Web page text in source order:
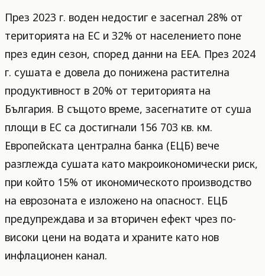
През 2023 г. воден недостиг е засегнал 28% от
територията на ЕС и 32% от населението поне
през един сезон, според данни на EEA. През 2024
г. сушата е довела до понижена растителна
продуктивност в 20% от територията на
България. В същото време, засегнатите от суша
площи в ЕС са достигнали 156 703 кв. км.
Европейската централна банка (ЕЦБ) вече
разглежда сушата като макроикономически риск,
при който 15% от икономическото производство
на еврозоната е изложено на опасност. ЕЦБ
предупреждава и за вторичен ефект чрез по-
високи цени на водата и храните като нов
инфлационен канал.